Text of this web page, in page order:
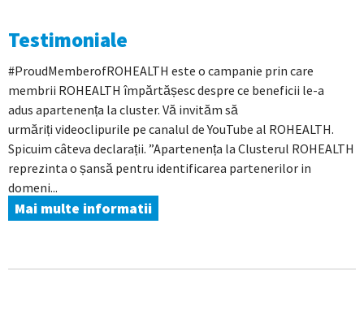
Testimoniale
#ProudMemberofROHEALTH este o campanie prin care
membrii ROHEALTH împărtășesc despre ce beneficii le-a
adus apartenența la cluster. Vă invităm să
urmăriți videoclipurile pe canalul de YouTube al ROHEALTH.
Spicuim câteva declarații. ”Apartenența la Clusterul ROHEALTH
reprezinta o șansă pentru identificarea partenerilor in
domeni...
Mai multe informatii